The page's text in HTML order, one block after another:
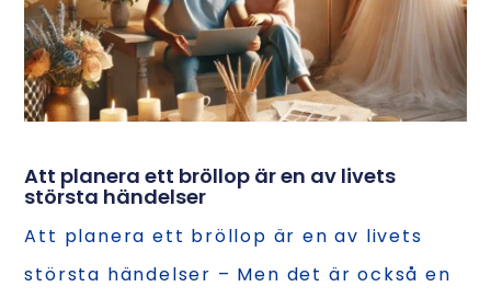
Att planera ett bröllop är en av livets
största händelser
Att planera ett bröllop är en av livets
största händelser – Men det är också en